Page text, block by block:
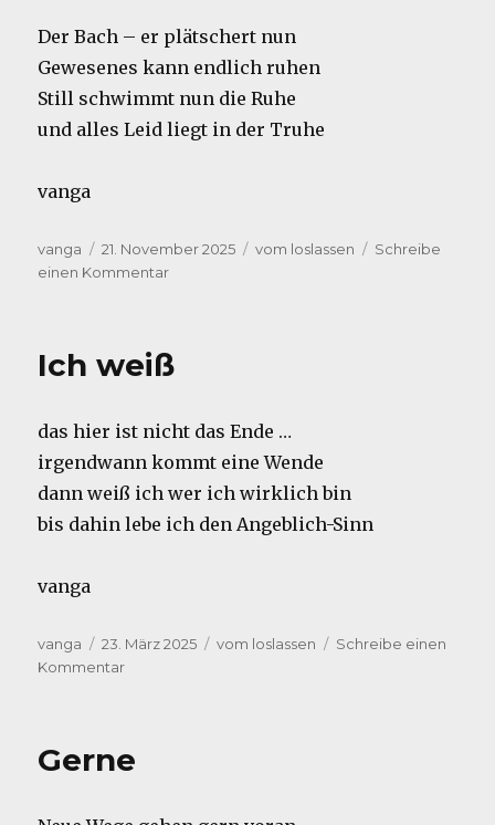
Der Bach – er plätschert nun
Gewesenes kann endlich ruhen
Still schwimmt nun die Ruhe
und alles Leid liegt in der Truhe
vanga
Autor
vanga
Veröffentlicht
am
21. November 2025 Kategorien
vom loslassen
Schreibe
einen Kommentarzu
Ich weiß
das hier ist nicht das Ende …
irgendwann kommt eine Wende
dann weiß ich wer ich wirklich bin
bis dahin lebe ich den Angeblich-Sinn
vanga
Autor
vanga
Veröffentlicht
am
23. März 2025 Kategorien
vom loslassen
Schreibe einen
Kommentarzu
Gerne